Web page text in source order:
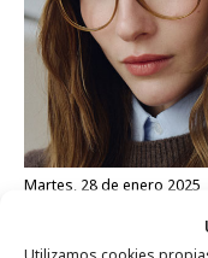
martes, 28 de enero 2025
Opticalia y